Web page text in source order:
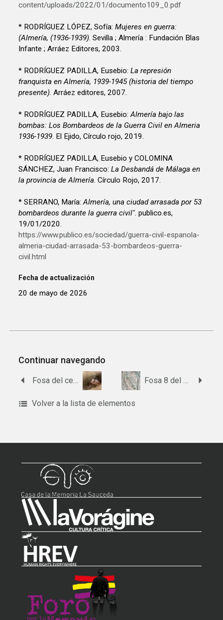
content/uploads/2022/01/documento109_0.pdf
* RODRÍGUEZ LÓPEZ, Sofía:Mujeres en guerra:
(Almería, (1936-1939). Sevilla ; Almería : Fundación Blas
Infante ; Arráez Editores, 2003.
* RODRÍGUEZ PADILLA, Eusebio:La represión
franquista en Almería, 1939-1945 (historia del tiempo
presente). Arráez editores, 2007.
* RODRÍGUEZ PADILLA, Eusebio:Almería bajo las
bombas: Los Bombardeos de la Guerra Civil en Almeria
1936-1939. El Ejido, Círculo rojo, 2019.
* RODRÍGUEZ PADILLA, Eusebio y COLOMINA
SÁNCHEZ, Juan Francisco:La Desbandá de Málaga en
la provincia de Almería. Círculo Rojo, 2017.
* SERRANO, María:Almería, una ciudad arrasada por 53
bombardeos durante la guerra civil". publico.es,
19/01/2020.
https://www.publico.es/sociedad/guerra-civil-espanola-
almeria-ciudad-arrasada-53-bombardeos-guerra-
civil.html
Fecha de actualización
20 de mayo de 2026
Continuar navegando
Volver a la lista de elementos